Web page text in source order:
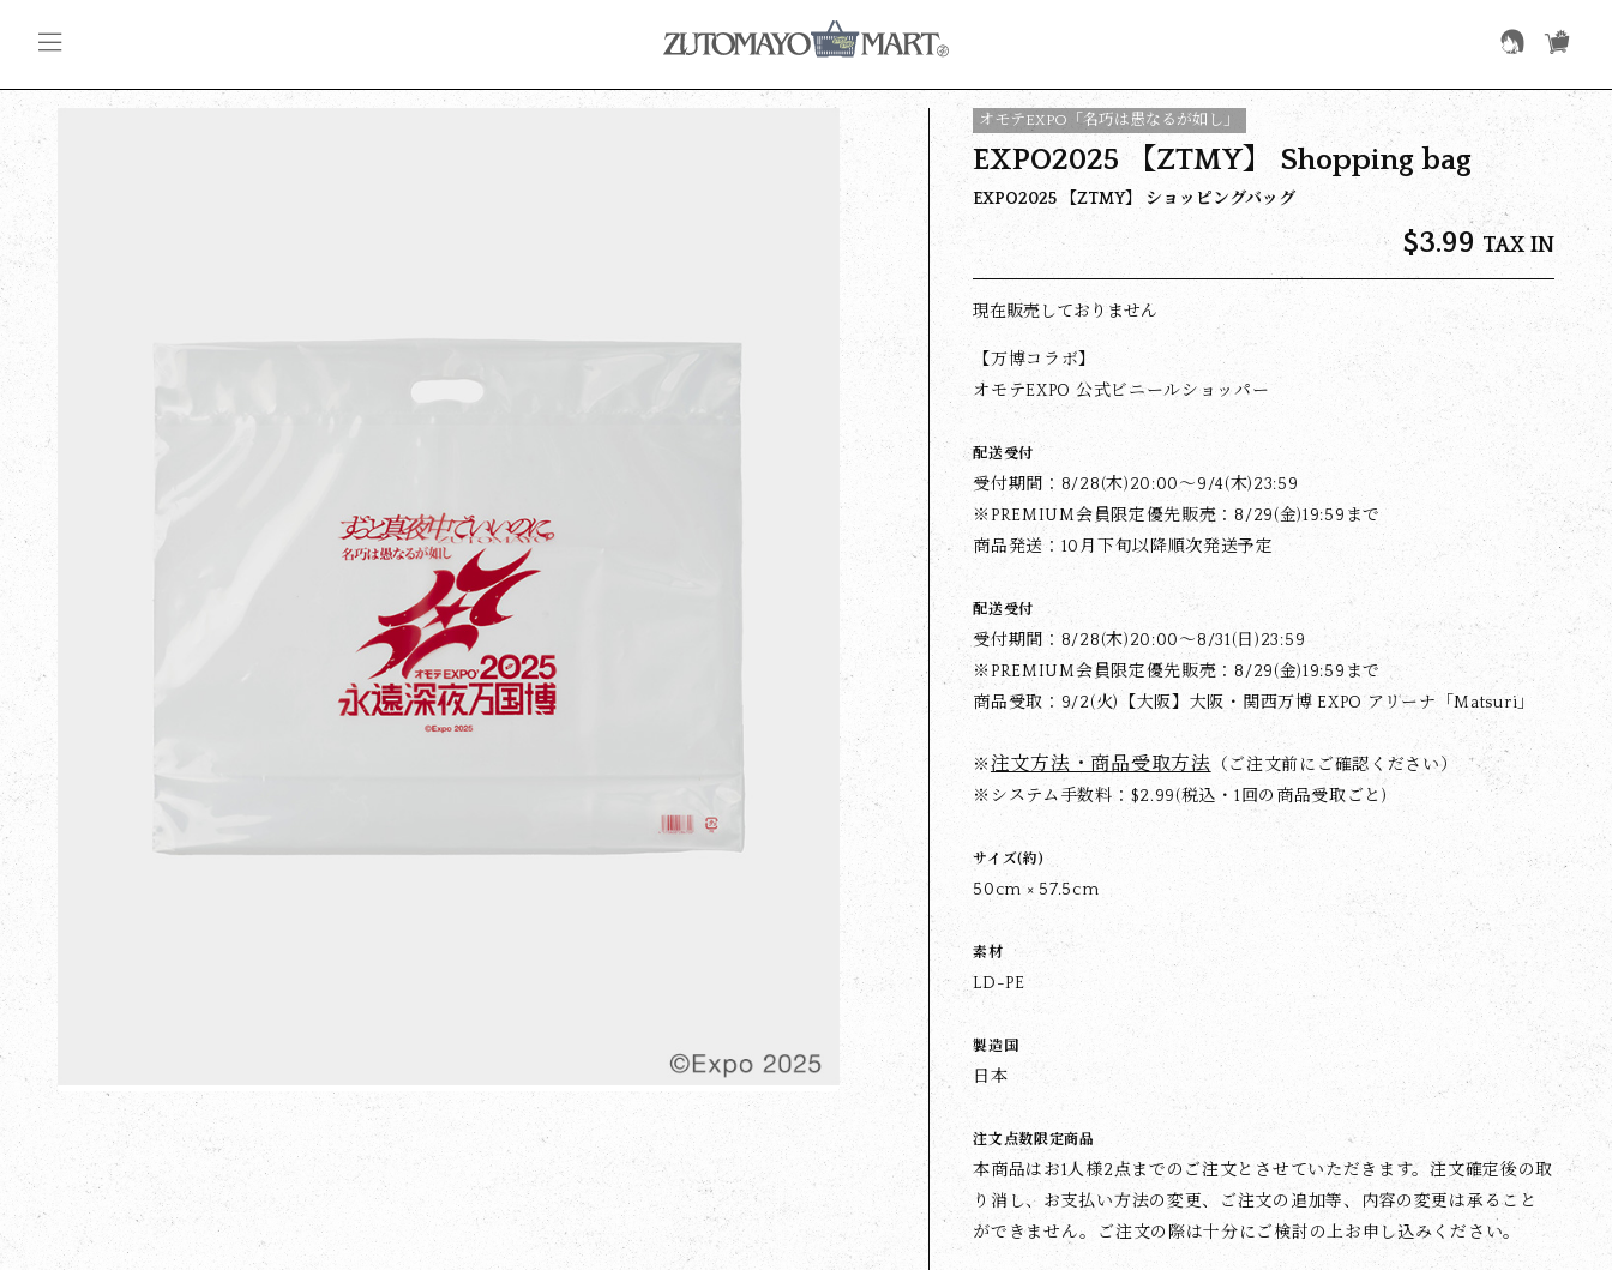
オモテEXPO「名巧は愚なるが如し」
EXPO2025 【ZTMY】 Shopping bag
EXPO2025 【ZTMY】 ショッピングバッグ
$‌3.99 TAX IN
現在販売しておりません
【万博コラボ】
オモテEXPO 公式ビニールショッパー
配送受付
受付期間：8/28(木)20:00〜9/4(木)23:59
※PREMIUM会員限定優先販売：8/29(金)19:59まで
商品発送：10月下旬以降順次発送予定
配送受付
受付期間：8/28(木)20:00〜8/31(日)23:59
※PREMIUM会員限定優先販売：8/29(金)19:59まで
商品受取：9/2(火)【大阪】大阪・関西万博 EXPO アリーナ「Matsuri」
※注文方法・商品受取方法
（ご注文前にご確認ください）
※システム手数料：$‌2.99(税込・1回の商品受取ごと)
サイズ(約)
50cm × 57.5cm
素材
LD-PE
製造国
日本
注文点数限定商品
本商品はお1人様2点までのご注文とさせていただきます。注文確定後の取
り消し、お支払い方法の変更、ご注文の追加等、内容の変更は承ること
ができません。ご注文の際は十分にご検討の上お申し込みください。